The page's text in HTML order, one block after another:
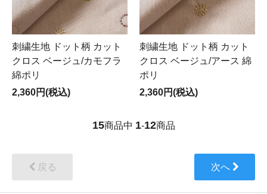
刺繍生地 ドット柄 カット
クロス ベージュ/カモフラ
綿ポリ
2,360円(税込)
刺繍生地 ドット柄 カット
クロス ベージュ/アース 綿
ポリ
2,360円(税込)
15商品中 1-12商品
戻る 次へ